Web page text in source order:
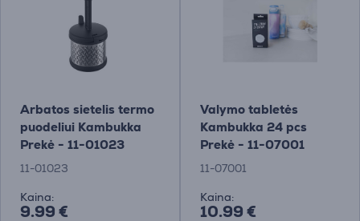
Arbatos sietelis termo
puodeliui Kambukka
Prekė - 11-01023
11-01023
Kaina:
9.99 €
Valymo tabletės
Kambukka 24 pcs
Prekė - 11-07001
11-07001
Kaina:
10.99 €